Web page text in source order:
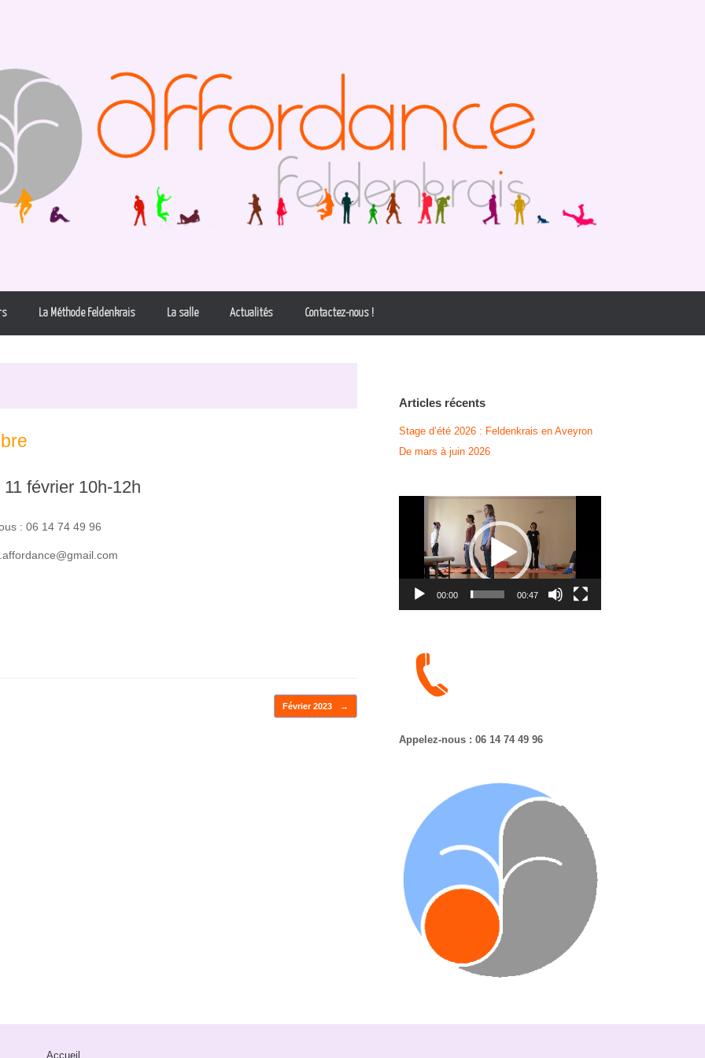
La Méthode Feldenkrais La salle Actualités Contactez-nous !
février 10h-12h
: 06 14 74 49 96
Février 2023 →
Articles récents
Stage d’été 2026 : Feldenkrais en Aveyron
De mars à juin 2026
00:00 00:47
Appelez-nous : 06 14 74 49 96
Accueil